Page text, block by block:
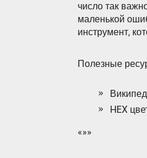
число так
маленькой
инструмент,
Полезные
HEX
«»»